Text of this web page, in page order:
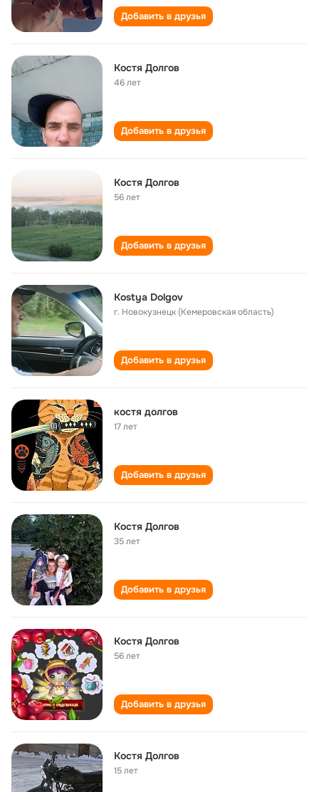
Добавить в друзья
Костя Долгов
46 лет
Добавить в друзья
Костя Долгов
56 лет
Добавить в друзья
Kostya Dolgov
г. Новокузнецк (Кемеровская область)
Добавить в друзья
костя долгов
17 лет
Добавить в друзья
Костя Долгов
35 лет
Добавить в друзья
Костя Долгов
56 лет
Добавить в друзья
Костя Долгов
15 лет